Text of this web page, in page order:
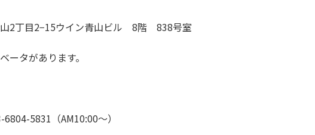
2丁目2−15ウイン青山ビル 8階 838号室
タがあります。
5831（AM10:00～）